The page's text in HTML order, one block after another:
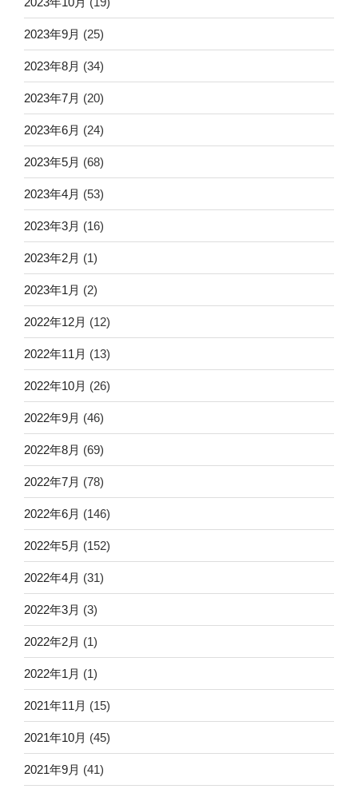
2023年9月 (25)
2023年8月 (34)
2023年7月 (20)
2023年6月 (24)
2023年5月 (68)
2023年4月 (53)
2023年3月 (16)
2023年2月 (1)
2023年1月 (2)
2022年12月 (12)
2022年11月 (13)
2022年10月 (26)
2022年9月 (46)
2022年8月 (69)
2022年7月 (78)
2022年6月 (146)
2022年5月 (152)
2022年4月 (31)
2022年3月 (3)
2022年2月 (1)
2022年1月 (1)
2021年11月 (15)
2021年10月 (45)
2021年9月 (41)